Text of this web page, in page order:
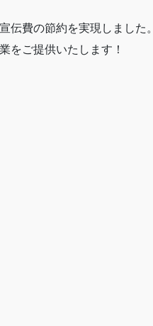
伝費の節約を実現しました。
をご提供いたします！